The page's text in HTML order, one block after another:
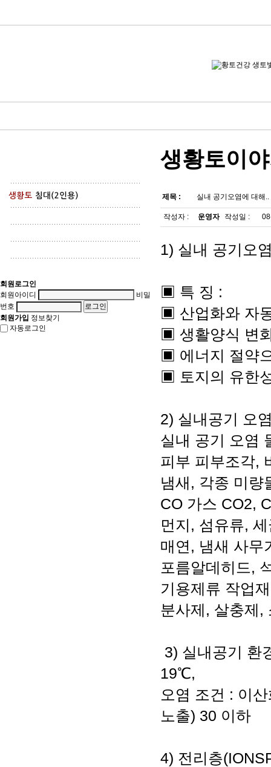
회원로그인
회원아이디
비밀
번호
회원가입 정보찾기
자동로그인
생황토이
제목 : 실내 공기오염에 대해
작성자 : 운영자 작성일 :
1) 실내 공기오
▣ 특 징 :
▣ 산업화와 자
▣ 생활양식 변
▣ 에너지 절약
▣ 토지의 유한
2) 실내공기 오
실내 공기 오염
피부 피부조각,
냄새, 각종 미량
CO 가스 CO2,
먼지, 섬유류,
매연, 냄새 사무
포름알데히드,
기용제류 작업
분사제, 살충제,
3) 실내공기
19℃,
오염 조건 : 이
노출) 30 이하
4) 전리층